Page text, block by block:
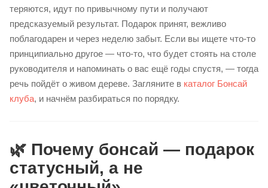
теряются, идут по привычному пути и получают
предсказуемый результат. Подарок принят, вежливо
поблагодарен и через неделю забыт. Если вы ищете что-то
принципиально другое — что-то, что будет стоять на столе
руководителя и напоминать о вас ещё годы спустя, — тогда
речь пойдёт о живом дереве. Загляните в каталог Бонсай
клуба, и начнём разбираться по порядку.
🌿 Почему бонсай — подарок
статусный, а не